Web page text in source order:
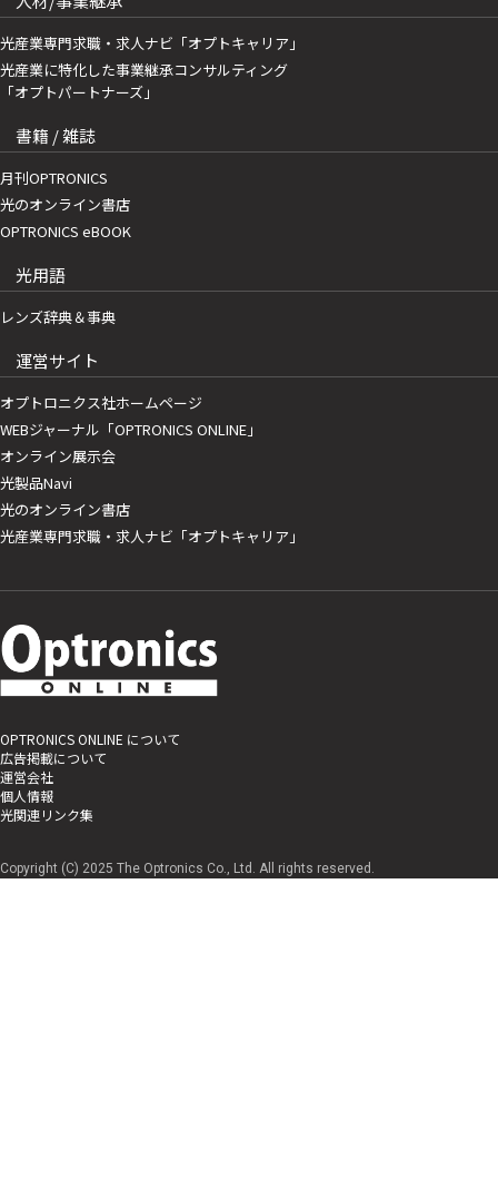
光産業専門求職・求人ナビ「オプトキャリア」
光産業に特化した事業継承コンサルティング
「オプトパートナーズ」
書籍 / 雑誌
月刊OPTRONICS
光のオンライン書店
OPTRONICS eBOOK
光用語
レンズ辞典＆事典
運営サイト
オプトロニクス社ホームページ
WEBジャーナル「OPTRONICS ONLINE」
オンライン展示会
光製品Navi
光のオンライン書店
光産業専門求職・求人ナビ「オプトキャリア」
OPTRONICS ONLINE について
広告掲載について
運営会社
個人情報
光関連リンク集
Copyright (C) 2025 The Optronics Co., Ltd. All rights reserved.